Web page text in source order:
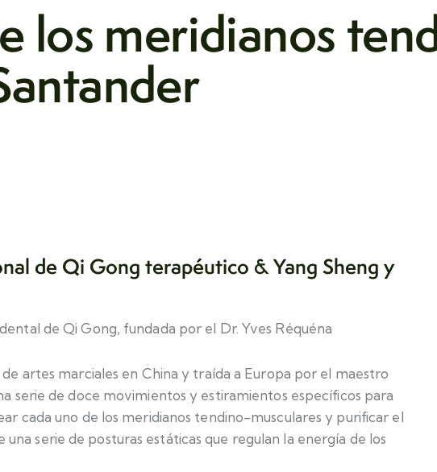
los meridianos
de Qi Gong terapéutico & Yang Sheng y
de Qi Gong, fundada por el Dr. Yves Réquéna
artes marciales en China y traída a Europa por el maestro
serie de doce movimientos y estiramientos específicos para
cada uno de los meridianos tendino-musculares y purificar el
una serie de posturas estáticas que regulan la energía de los